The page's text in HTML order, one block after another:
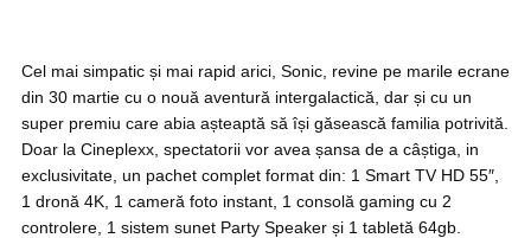
Cel mai simpatic și mai rapid arici, Sonic, revine pe marile ecrane
din 30 martie cu o nouă aventură intergalactică, dar și cu un
super premiu care abia așteaptă să își găsească familia potrivită.
Doar la Cineplexx, spectatorii vor avea șansa de a câștiga, in
exclusivitate, un pachet complet format din: 1 Smart TV HD 55″,
1 dronă 4K, 1 cameră foto instant, 1 consolă gaming cu 2
controlere, 1 sistem sunet Party Speaker și 1 tabletă 64gb.